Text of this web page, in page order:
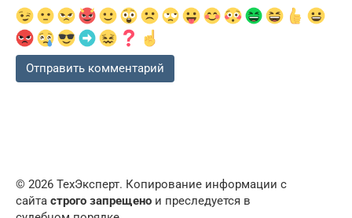
© 2026 ТехЭксперт. Копирование информации с
сайта строго запрещено и преследуется в